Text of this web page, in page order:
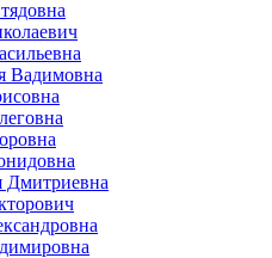
Вадимовна
Дмитриевна